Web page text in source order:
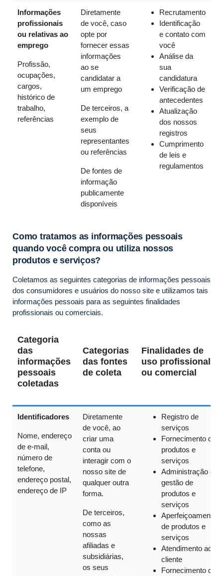
Informações
profissionais
ou relativas ao
emprego
Profissão,
ocupações,
cargos,
histórico de
trabalho,
referências
Diretamente
de você, caso
opte por
fornecer essas
informações
ao se
candidatar a
um emprego
De terceiros, a
exemplo de
seus
representantes
ou referências
De fontes de
informação
publicamente
disponíveis
Recrutamento
Identificação
e contato com
você
Análise da
sua
candidatura
Verificação de
antecedentes
Atualização
dos nossos
registros
Cumprimento
de leis e
regulamentos
Como tratamos as informações pessoais
quando você compra ou utiliza nossos
produtos e serviços?
Coletamos as seguintes categorias de informações pessoais
dos consumidores e usuários do nosso site e utilizamos tais
informações pessoais para as seguintes finalidades
profissionais ou comerciais.
Categoria
das
informações
pessoais
coletadas
Categorias
das fontes
de coleta
Finalidades de
uso profissional
ou comercial
Identificadores
Nome, endereço
de e-mail,
número de
telefone,
endereço postal,
endereço de IP
Diretamente
de você, ao
criar uma
conta ou
interagir com o
nosso site de
qualquer outra
forma.
De terceiros,
como as
nossas
afiliadas e
subsidiárias,
os seus
Registro de
serviços
Fornecimento de
produtos e
serviços
Administração e
gestão de
produtos e
serviços
Aperfeiçoamento
de produtos e
serviços
Atendimento ao
cliente
Fornecimento de